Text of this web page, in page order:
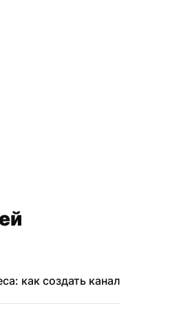
как создать канал